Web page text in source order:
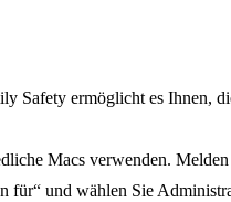
Safety ermöglicht es Ihnen,
Macs verwenden.
für“ und wählen Sie